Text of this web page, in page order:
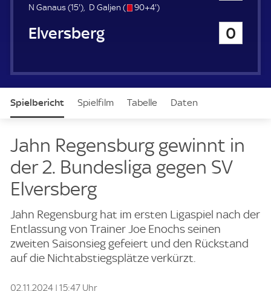
N Ganaus (15'1
.
e
) D Galjen (
s90+4'9
e
)
SV Elversberg 0
Spielbericht Spielfilm Tabelle Daten
Jahn Regensburg gewinnt in
der 2. Bundesliga gegen SV
Elversberg
Jahn Regensburg hat im ersten Ligaspiel nach der
Entlassung von Trainer Joe Enochs seinen
zweiten Saisonsieg gefeiert und den Rückstand
auf die Nichtabstiegsplätze verkürzt.
02.11.2024 | 15:47 Uhr